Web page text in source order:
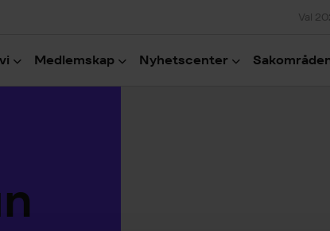
Val
Medlemskap Nyhetscenter